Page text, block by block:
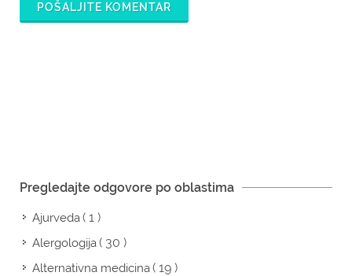
POŠALJITE KOMENTAR
Pregledajte odgovore po oblastima
Ajurveda( 1 )
Alergologija( 30 )
Alternativna medicina( 19 )